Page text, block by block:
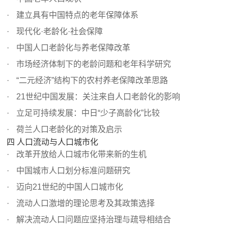
建立具有中国特点的老年保障体系
现代化·老龄化·社会保障
中国人口老龄化与养老保障改革
市场经济体制下的老龄问题和老年科学研究
“二元经济”结构下的农村养老保障改革思路
21世纪中国发展：关注来自人口老龄化的影响
立足可持续发展：中日“少子高龄化”比较
荷兰人口老龄化的对策及启示
四 人口流动与人口城市化
改革开放给人口城市化带来新的生机
中国城市人口划分标准问题研究
迈向21世纪的中国人口城市化
流动人口激增的理论思考及其政策选择
解决流动人口问题应坚持治理与疏导相结合